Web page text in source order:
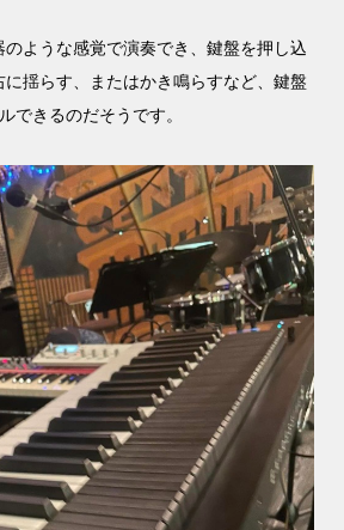
ような感覚で演奏でき、鍵盤を押し込
揺らす、またはかき鳴らすなど、鍵盤
できるのだそうです。